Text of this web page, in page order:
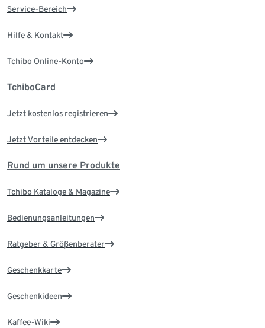
Service-Bereich
Hilfe & Kontakt
Tchibo Online-Konto
TchiboCard
Jetzt kostenlos registrieren
Jetzt Vorteile entdecken
Rund um unsere Produkte
Tchibo Kataloge & Magazine
Bedienungsanleitungen
Ratgeber & Größenberater
Geschenkkarte
Geschenkideen
Kaffee-Wiki